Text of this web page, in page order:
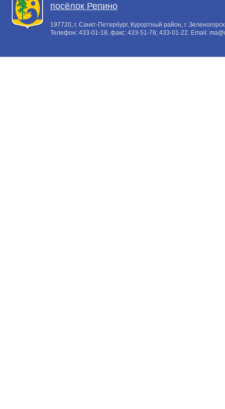
посёлок Репино
197720, г. Санкт-Петербург, Курортный район, г.
Телефон: 433-01-18 , факс: 433-51-76; 433-01-22 . Email: